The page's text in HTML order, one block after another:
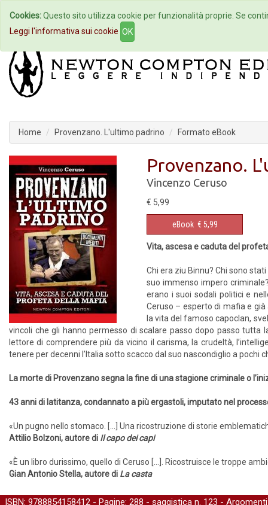
Home Autori Eventi
Home Provenzano. L'ultimo padrino Formato eBook
Provenzano.
Vincenzo Ceruso
€ 5,99
eBook € 5,99
Vita, ascesa e caduta del
Chi era ziu Binnu? Chi sono
suo immenso impero
erano i suoi sodali politici e
Ceruso – esperto di mafia e
la vita del famoso capoclan,
vincoli che gli hanno permesso di scalare passo dopo passo
lettore di comprendere più da vicino il carisma, la crudeltà,
tenere per decenni l’Italia sotto scacco dal suo nascondiglio a pochi
La morte di Provenzano segna la fine di una stagione criminale o
43 anni di latitanza, condannato a più ergastoli, imputato nel
«Un pugno nello stomaco. [...] Una ricostruzione di storie
Attilio Bolzoni, autore di Il capo dei capi
«È un libro durissimo, quello di Ceruso [...]. Ricostruisce le troppe
Gian Antonio Stella, autore di La casta
ISBN: 9788854158412 - Pagine: 288 - saggistica n. 123 -
Cookies:Questo sito utilizza cookie per funzionalità proprie. Se
Leggi l'informativa sui cookie OK